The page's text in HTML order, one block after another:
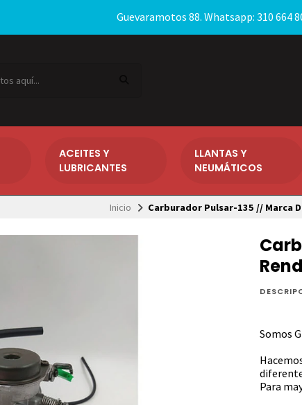
Guevaramotos 88. Whatsapp: 310 664
ACEITES Y
LUBRICANTES
LLANTAS Y
NEUMÁTICOS
Inicio Carburador Pulsar-135 // Marca
Somos
Para